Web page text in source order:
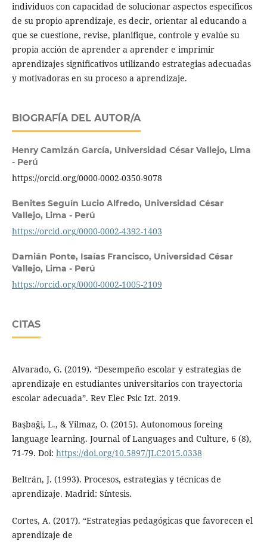
individuos con capacidad de solucionar aspectos específicos
de su propio aprendizaje, es decir, orientar al educando a
que se cuestione, revise, planifique, controle y evalúe su
propia acción de aprender a aprender e imprimir
aprendizajes significativos utilizando estrategias adecuadas
y motivadoras en su proceso a aprendizaje.
BIOGRAFÍA DEL AUTOR/A
Henry Camizán García, Universidad César Vallejo, Lima
- Perú
https://orcid.org/0000-0002-0350-9078
Benites Seguín Lucio Alfredo, Universidad César
Vallejo, Lima - Perú
https://orcid.org/0000-0002-4392-1403
Damián Ponte, Isaías Francisco, Universidad César
Vallejo, Lima - Perú
https://orcid.org/0000-0002-1005-2109
CITAS
Alvarado, G. (2019). “Desempeño escolar y estrategias de
aprendizaje en estudiantes universitarios con trayectoria
escolar adecuada”. Rev Elec Psic Izt. 2019.
Başbaği, L., & Yilmaz, O. (2015). Autonomous foreing
language learning. Journal of Languages and Culture, 6 (8),
71-79. Doi: https://doi.org/10.5897/JLC2015.0338
Beltrán, J. (1993). Procesos, estrategias y técnicas de
aprendizaje. Madrid: Síntesis.
Cortes, A. (2017). “Estrategias pedagógicas que favorecen el
aprendizaje de